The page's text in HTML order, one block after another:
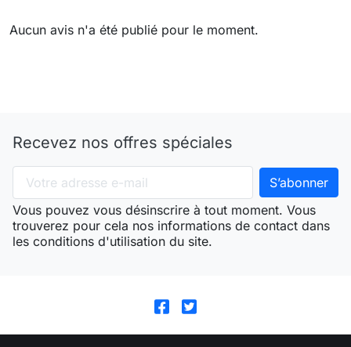
Aucun avis n'a été publié pour le moment.
Recevez nos offres spéciales
Vous pouvez vous désinscrire à tout moment. Vous
trouverez pour cela nos informations de contact dans
les conditions d'utilisation du site.